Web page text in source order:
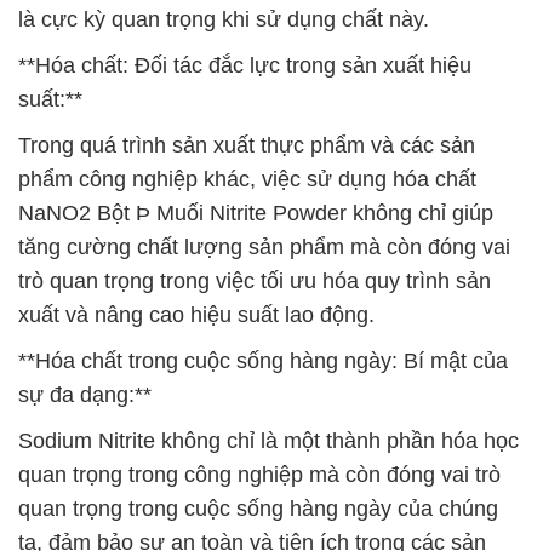
là cực kỳ quan trọng khi sử dụng chất này.
**Hóa chất: Đối tác đắc lực trong sản xuất hiệu
suất:**
Trong quá trình sản xuất thực phẩm và các sản
phẩm công nghiệp khác, việc sử dụng hóa chất
NaNO2 Bột Þ Muối Nitrite Powder không chỉ giúp
tăng cường chất lượng sản phẩm mà còn đóng vai
trò quan trọng trong việc tối ưu hóa quy trình sản
xuất và nâng cao hiệu suất lao động.
**Hóa chất trong cuộc sống hàng ngày: Bí mật của
sự đa dạng:**
Sodium Nitrite không chỉ là một thành phần hóa học
quan trọng trong công nghiệp mà còn đóng vai trò
quan trọng trong cuộc sống hàng ngày của chúng
ta, đảm bảo sự an toàn và tiện ích trong các sản